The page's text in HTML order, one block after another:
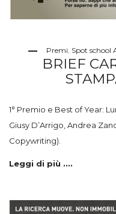
Premi Spot school
BRIEF
1° Premio e Best of Year:
Giusy D’Arrigo, Andrea
Copywriting).
Leggi di più ....